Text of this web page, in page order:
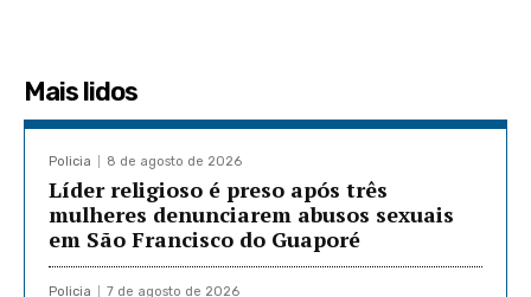
Mais lidos
Policia 8 de agosto de 2026
Líder religioso é preso após três
mulheres denunciarem abusos sexuais
em São Francisco do Guaporé
Policia 7 de agosto de 2026